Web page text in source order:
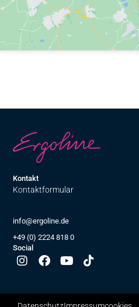
Kontakt
Kontaktformular
info@ergoline.de
+49 (0) 2224 818 0
Social